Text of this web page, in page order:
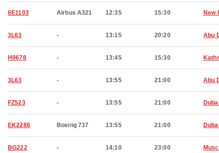
6E1103 Airbus A321 12:35 15:30 New
3L63 - 13:15 20:20 Abu
H9678 - 13:45 15:30
3L63 - 13:55 21:00 Abu
FZ523 - 13:55 21:00
EK2286 Boeing 737 13:55 21:00
BG222 - 14:10 23:00